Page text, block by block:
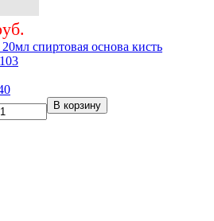
спиртовая основа кисть
В корзину